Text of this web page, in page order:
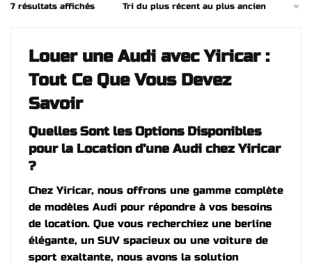
7 résultats affichésTrié
au
plus
ancien
Louer une Audi avec Yiricar :
Tout Ce Que Vous Devez
Savoir
Quelles Sont les Options Disponibles
pour la Location d’une Audi chez Yiricar
?
Chez Yiricar, nous offrons une gamme complète
de modèles Audi pour répondre à vos besoins
de location. Que vous recherchiez une berline
élégante, un SUV spacieux ou une voiture de
sport exaltante, nous avons la solution